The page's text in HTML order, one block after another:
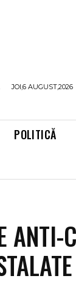
JOI,6 AUGUST,2026
POLITICĂ